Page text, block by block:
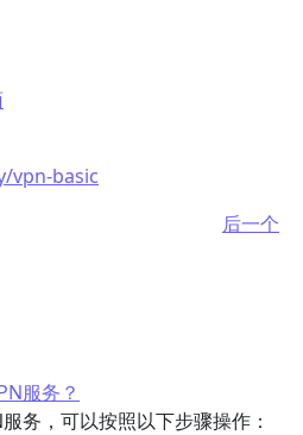
vpn-basic
后一个
服务？
务，可以按照以下步骤操作：